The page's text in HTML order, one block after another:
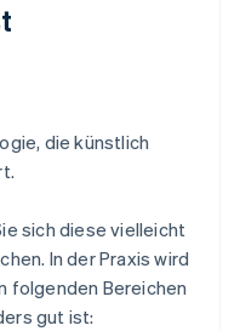
die künstlich
sich diese vielleicht
In der Praxis wird
folgenden Bereichen
gut ist: